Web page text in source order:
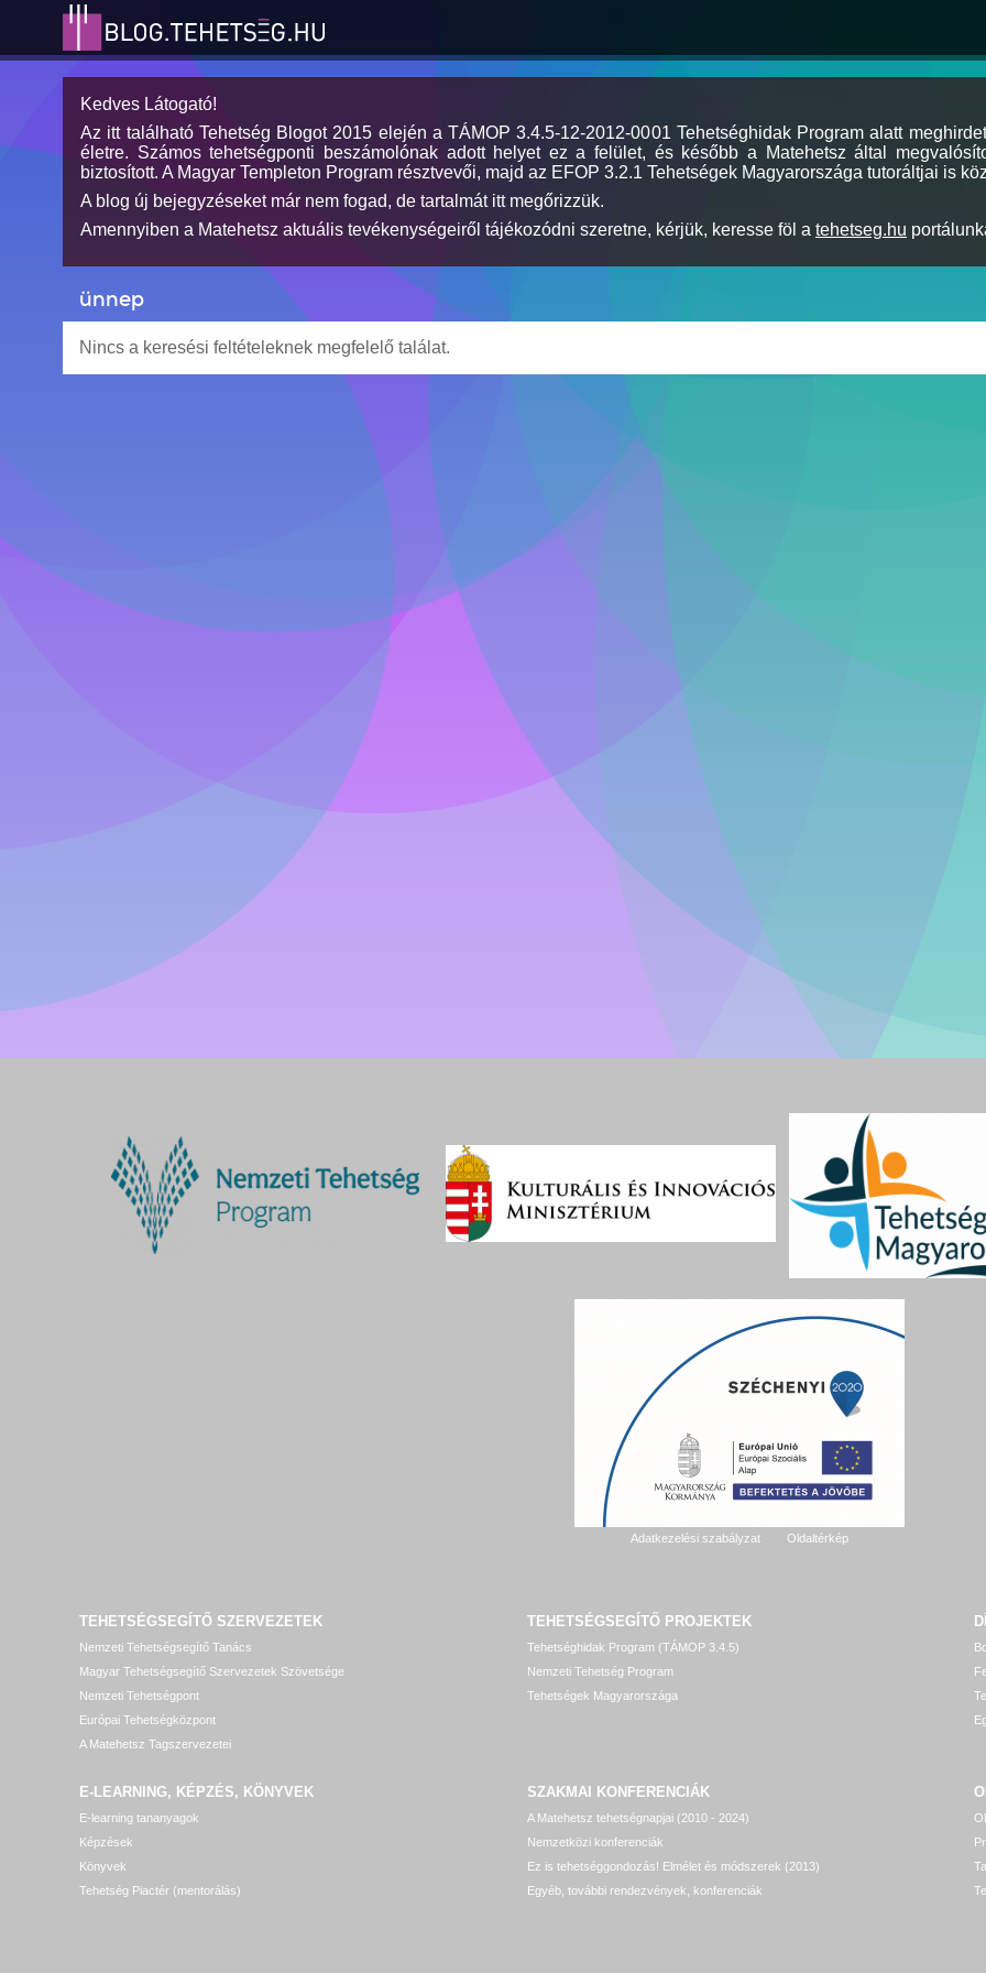
Kedves Látogató!
Az itt található Tehetség Blogot 2015 elején a TÁMOP 3.4.5-12-2012-0001 Tehetséghidak Program alatt
életre. Számos tehetségponti beszámolónak adott helyet ez a felület, és később a Matehetsz által
biztosított. A Magyar Templeton Program résztvevői, majd az EFOP 3.2.1 Tehetségek Magyarországa tutoráltjai is
A blog új bejegyzéseket már nem fogad, de tartalmát itt megőrizzük.
Amennyiben a Matehetsz aktuális tevékenységeiről tájékozódni szeretne, kérjük, keresse föl a tehetseg.hu
ünnep
Nincs a keresési feltételeknek megfelelő találat.
Adatkezelési szabályzat Oldaltérkép
TEHETSÉGSEGÍTŐ SZERVEZETEK
Nemzeti Tehetségsegítő Tanács
Magyar Tehetségsegítő Szervezetek Szövetsége
Nemzeti Tehetségpont
Európai Tehetségközpont
A Matehetsz Tagszervezetei
TEHETSÉGSEGÍTŐ PROJEKTEK
Tehetséghidak Program (TÁMOP 3.4.5)
Nemzeti Tehetség Program
Tehetségek Magyarországa
E-LEARNING, KÉPZÉS, KÖNYVEK
E-learning tananyagok
Képzések
Könyvek
Tehetség Piactér (mentorálás)
SZAKMAI KONFERENCIÁK
A Matehetsz tehetségnapjai (2010 - 2024)
Nemzetközi konferenciák
Ez is tehetséggondozás! Elmélet és módszerek (2013)
Egyéb, további rendezvények, konferenciák